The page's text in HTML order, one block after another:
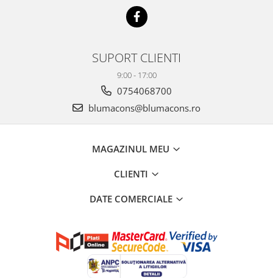
SUPORT CLIENTI
9:00 - 17:00
0754068700
blumacons@blumacons.ro
MAGAZINUL MEU
CLIENTI
DATE COMERCIALE